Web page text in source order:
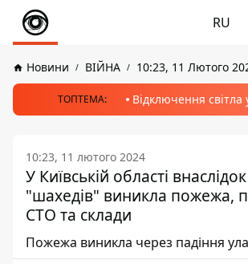
RU
Новини ВІЙНА 10:23, 11 Лютого
ТОПТЕМА: Відключення світла
10:23, 11 лютого 2024
У Київській області
"шахедів" виникла пожежа,
СТО та склади
Пожежа виникла через падіння